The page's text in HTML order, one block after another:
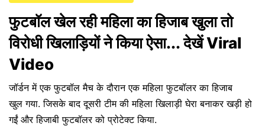
फुटबॉल खेल रही महिला का हिजाब खुला तो
विरोधी खिलाड़ियों ने किया ऐसा... देखें Viral
Video
जॉर्डन में एक फुटबॉल मैच के दौरान एक महिला फुटबॉलर का हिजाब
खुल गया. जिसके बाद दूसरी टीम की महिला खिलाड़ी घेरा बनाकर खड़ी हो
गईं और हिजाबी फुटबॉलर को प्रोटेक्ट किया.